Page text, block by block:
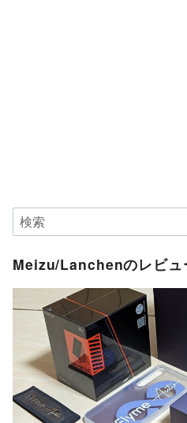
Meizu/Lanchenのレビュ